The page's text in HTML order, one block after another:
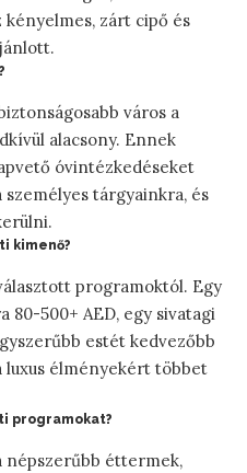
zárt cipő és
város a
alacsony. Ennek
óvintézkedéseket
tárgyainkra, és
kimenő?
programoktól. Egy
80-500+ AED, egy sivatagi
estét kedvezőbb
luxus élményekért többet
programokat?
népszerűbb éttermek,